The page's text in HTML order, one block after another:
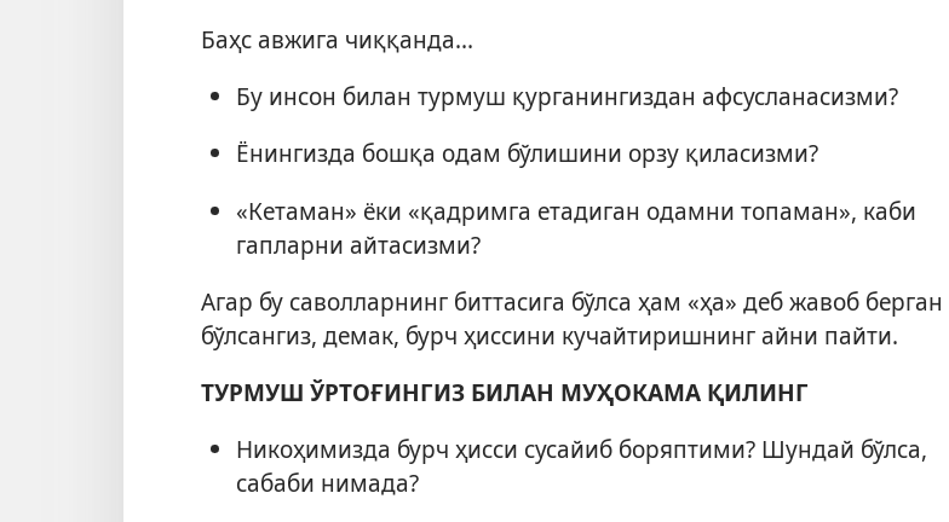
Баҳс авжига чиққанда...
Бу инсон билан турмуш қурганингиздан афсусланасизми?
Ёнингизда бошқа одам бўлишини орзу қиласизми?
«Кетаман» ёки «қадримга етадиган одамни топаман», каби
гапларни айтасизми?
Агар бу саволларнинг биттасига бўлса ҳам «ҳа» деб жавоб берган
бўлсангиз, демак, бурч ҳиссини кучайтиришнинг айни пайти.
ТУРМУШ ЎРТОҒИНГИЗ БИЛАН МУҲОКАМА ҚИЛИНГ
Никоҳимизда бурч ҳисси сусайиб боряптими? Шундай бўлса,
сабаби нимада?